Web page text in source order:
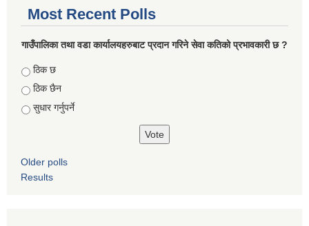
Most Recent Polls
गाउँपालिका तथा वडा कार्यालयहरुबाट प्रदान गरिने सेवा कतिको प्रभावकारी छ ?
Choices
ठिक छ
ठिक छैन
सुधार गर्नुपर्ने
Older polls
Results